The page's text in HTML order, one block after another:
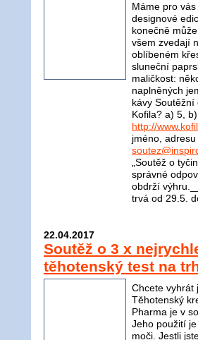
Máme pro
designové
konečně
všem zvedají
oblíbeném
sluneční
maličkost:
naplněných
kávy
Kofila? a) 5,
http://
jméno,
„Soutěž o
správné
obdrží
trvá od 29.5.
22.04.2017
Soutěž o 3 x
těhotenský test na
Chcete vyhrát
Těhotenský
Pharma je v
Jeho použití
moči. Jestli